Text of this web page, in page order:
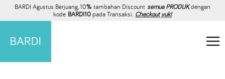
BARDI Agustus Berjuang, 10% tambahan Discount semua PRODUK, dengan
kode BARDI10pada Transaksi. Checkout yuk!